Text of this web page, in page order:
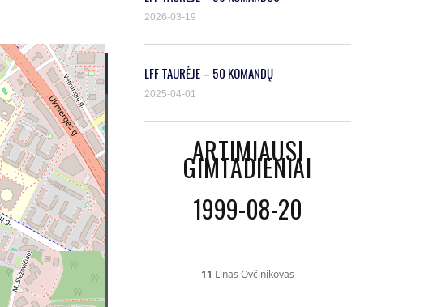
2026-03-19
2025-04-01
LFF TAURĖJE – 50 KOMANDŲ
ARTIMIAUSI
GIMTADIENIAI
1999-08-20
11 Linas Ovčinikovas